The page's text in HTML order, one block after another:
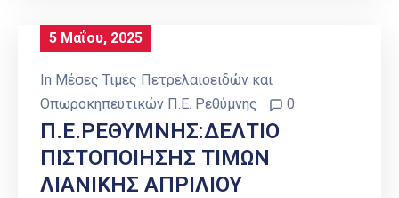
5 Μαΐου, 2025
In Μέσες Τιμές Πετρελαιοειδών και
Οπωροκηπευτικών Π.Ε. Ρεθύμνης
0
Π.Ε.ΡΕΘΥΜΝΗΣ:ΔΕΛΤΙΟ
ΠΙΣΤΟΠΟΙΗΣΗΣ ΤΙΜΩΝ
ΛΙΑΝΙΚΗΣ ΑΠΡΙΛΙΟΥ